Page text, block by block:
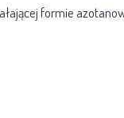
formie